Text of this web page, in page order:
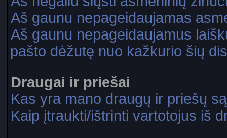
Aš gaunu nepageidaujamas
Aš gaunu nepageidaujamus
pašto dėžutę nuo kažkurio šių
Draugai ir priešai
Kas yra mano draugų ir priešų
Kaip įtraukti/ištrinti vartotojus iš